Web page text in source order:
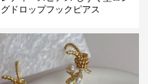
グドロップフックピアス